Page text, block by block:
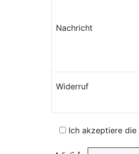
Nachricht
Widerruf
Ich akzeptiere die